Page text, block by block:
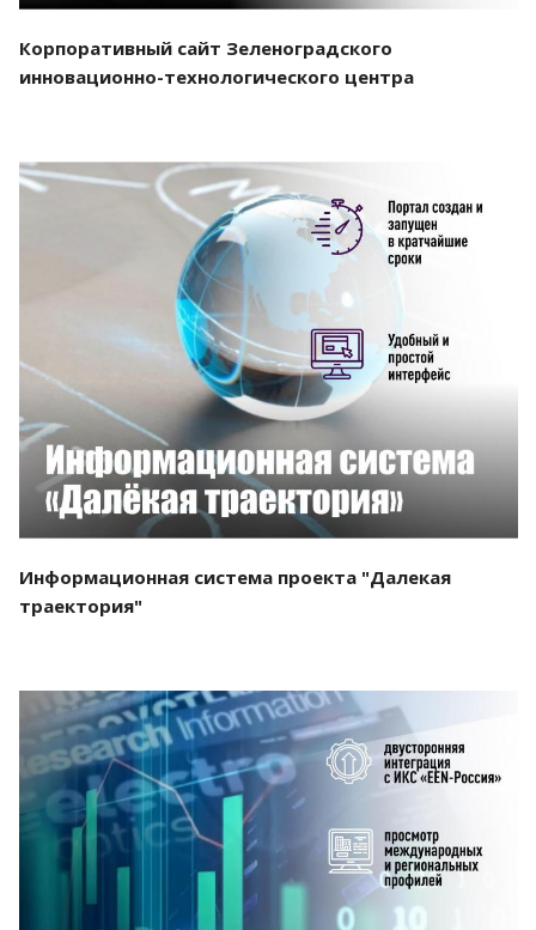
Корпоративный сайт Зеленоградского
инновационно-технологического центра
Смотреть проект
Информационная система проекта "Далекая
траектория"
Смотреть проект